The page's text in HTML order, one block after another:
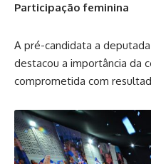
Participação feminina
A pré-candidata a
destacou a importância da
comprometida com